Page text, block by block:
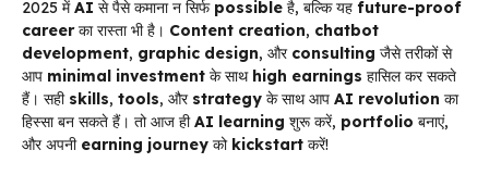
2025 मेंAI से पैसे कमाना न सिर्फ possible है, बल्कि यह future-proof
careerका रास्ता भी है। Content creation, chatbot
development, graphic design, और consulting जैसे तरीकों से
आप minimal investment के साथ high earnings हासिल कर सकते
हैं। सही skills, tools, और strategy के साथ आप AI revolution का
हिस्सा बन सकते हैं। तो आज हीAI learning शुरू करें, portfolio बनाएं,
और अपनी earning journey को kickstart करें!